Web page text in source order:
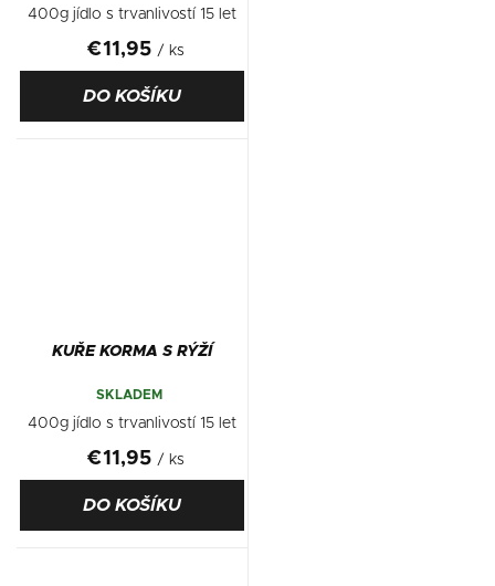
€11,95 / ks
DO KOŠÍKU
400g jídlo s trvanlivostí 15 let
KUŘE KORMA S RÝŽÍ
SKLADEM
€11,95 / ks
DO KOŠÍKU
400g jídlo s trvanlivostí 15 let